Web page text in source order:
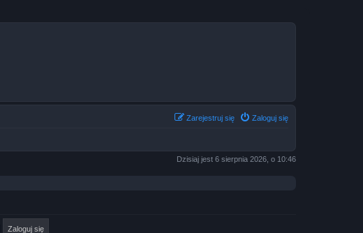
Zaloguj się
Zarejestruj się
Dzisiaj jest 6 sierpnia 2026, o 10:46